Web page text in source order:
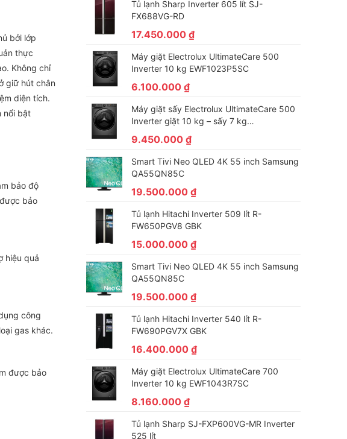
bởi lớp
thực
Không chỉ
giữ hút chân
diện tích.
nổi bật
bảo độ
bảo
hiệu quả
công
gas khác.
được bảo
Tủ lạnh Sharp Inverter 605 lít SJ-
FX688VG-RD
17.450.000₫
Máy giặt Electrolux UltimateCare 500
Inverter 10 kg EWF1023P5SC
6.100.000₫
Máy giặt sấy Electrolux UltimateCare 500
Inverter giặt 10 kg – sấy 7 kg
9.450.000₫
Smart Tivi Neo QLED 4K 55 inch Samsung
QA55QN85C
19.500.000₫
Tủ lạnh Hitachi Inverter 509 lít R-
FW650PGV8 GBK
15.000.000₫
Smart Tivi Neo QLED 4K 55 inch Samsung
QA55QN85C
19.500.000₫
Tủ lạnh Hitachi Inverter 540 lít R-
FW690PGV7X GBK
16.400.000₫
Máy giặt Electrolux UltimateCare 700
Inverter 10 kg EWF1043R7SC
8.160.000₫
Tủ lạnh Sharp SJ-FXP600VG-MR Inverter
525 lít